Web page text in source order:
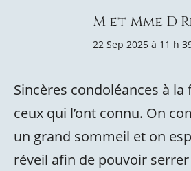
M et Mme D
22 Sep 2025 à 11 h
Sincères condoléances à
ceux qui l’ont connu. On
un grand sommeil et on
réveil afin de pouvoir